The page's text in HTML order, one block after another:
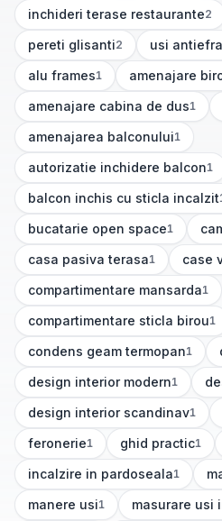
inchideri terase restaurante
(2articole) 2
pereti glisanti
(2articole) 2 usi
(2articole)
alu frames
(1articole) 1 amenajare
(1articole)
amenajare cabina de dus
(1articole) 1
amenajarea balconului
(1articole) 1
autorizatie inchidere balcon
(1articole) 1
balcon inchis cu sticla incalzit
(1articole)
bucatarie open space
(1articole) 1 (1
casa pasiva terasa
(1articole) 1 case
(1
compartimentare mansarda
(1articole) 1
compartimentare sticla birou
(1articole) 1
condens geam termopan
(1articole) 1 (
design interior modern
(1articole) 1 (1
design interior scandinav
(1articole) 1
feronerie
(1articole)
1 ghid practic
(1articole) 1
incalzire in pardoseala
(1articole) 1 (1
manere usi
(1articole) 1 masurare usi
(1articole)